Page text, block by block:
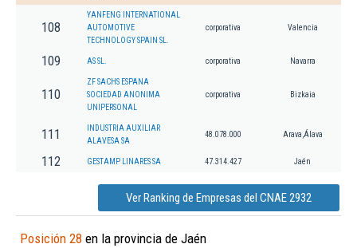
108
YANFENG INTERNATIONAL
AUTOMOTIVE
TECHNOLOGY SPAIN SL.
corporativa Valencia
109 AS SL. corporativa Navarra
110
ZF SACHS ESPANA
SOCIEDAD ANONIMA
UNIPERSONAL
corporativa Bizkaia
111
INDUSTRIA AUXILIAR
ALAVESA SA
48.078.000 Arava,Álava
112 GESTAMP LINARES SA 47.314.427 Jaén
Ver Ranking de Empresas del CNAE 2932
Posición 28 en la provincia de Jaén